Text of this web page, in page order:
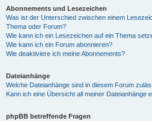
Abonnements und Lesezeichen
Was ist der Unterschied zwischen einem
Thema oder Forum?
Wie kann ich ein Lesezeichen auf ein Thema
Wie kann ich ein Forum abonnieren?
Wie deaktiviere ich meine Abonnements?
Dateianhänge
Welche Dateianhänge sind in diesem Forum
Kann ich eine Übersicht all meiner Dateianhänge
phpBB betreffende Fragen